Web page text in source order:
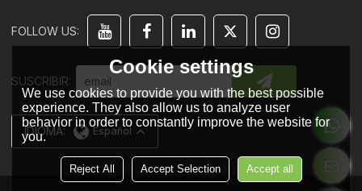
FOLLOW US:
SUSCRIBIR:
IDIOMA: Español
Cookie settings
We use cookies to provide you with the best possible
experience. They also allow us to analyze user
behavior in order to constantly improve the website for
you.
Reject All Accept Selection Accept all